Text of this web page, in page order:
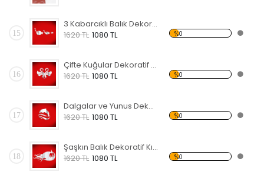
15
3 Kabarcıklı Balık Dekoratif Kırılmaz Ayna
1620 TL 1080 TL %0
16
Çifte Kuğular Dekoratif Kırılmaz Ayna
1620 TL 1080 TL %0
17
Dalgalar ve Yunus Dekoratif Kırılmaz Ayna
1620 TL 1080 TL %0
18
Şaşkın Balık Dekoratif Kırılmaz Ayna
1620 TL 1080 TL %0